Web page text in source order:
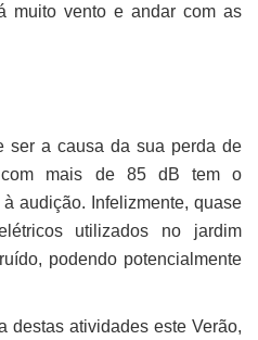
muito vento e andar com as
ser a causa da sua perda de
com mais de 85 dB tem o
audição. Infelizmente, quase
utilizados no jardim
podendo potencialmente
destas atividades este Verão,